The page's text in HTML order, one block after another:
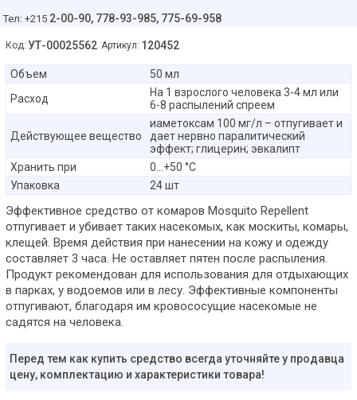
Тел: +215 2-00-90, 778-93-985, 775-69-958
Код: УТ-00025562 Артикул: 120452
Объем
50 мл
Расход
На 1 взрослого человека 3-4 мл или
6-8 распылений спреем
Действующее вещество
иаметоксам 100 мг/л – отпугивает и
дает нервно паралитический
эффект; глицерин; эвкалипт
Хранить при
0...+50 °С
Упаковка
24 шт
Эффективное средство от комаров Mosquito Repellent
отпугивает и убивает таких насекомых, как москиты, комары,
клещей. Время действия при нанесении на кожу и одежду
составляет 3 часа. Не оставляет пятен после распыления.
Продукт рекомендован для использования для отдыхающих
в парках, у водоемов или в лесу. Эффективные компоненты
отпугивают, благодаря им кровососущие насекомые не
садятся на человека.
Перед тем как купить средство всегда уточняйте у продавца
цену, комплектацию и характеристики товара!